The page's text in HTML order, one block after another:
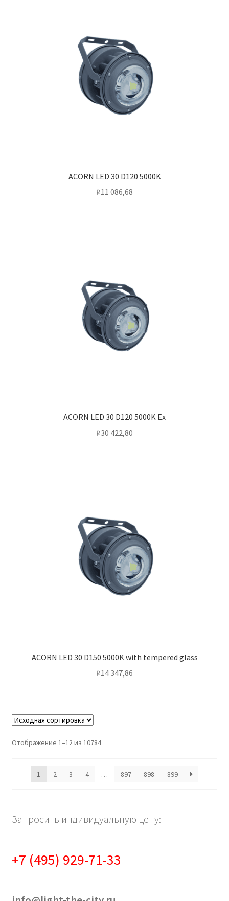
ACORN LED 30 D120 5000K
₽11 086,68
ACORN LED 30 D120 5000K Ex
₽30 422,80
ACORN LED 30 D150 5000K with tempered glass
₽14 347,86
Отображение 1–12 из 10784
1 2 3 4 … 897 898 899
Запросить индивидуальную цену:
+7 (495) 929-71-33